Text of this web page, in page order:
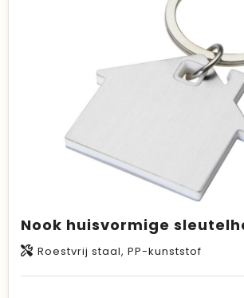
Nook huisvormige
Roestvrij staal, PP-kunststof